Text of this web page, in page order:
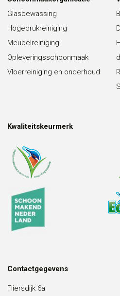
Glasbewassing
Hogedrukreiniging
Meubelreiniging
Opleveringsschoonmaak
Vloerreiniging en onderhoud
Kwaliteitskeurmerk
Contactgegevens
Fliersdijk 6a